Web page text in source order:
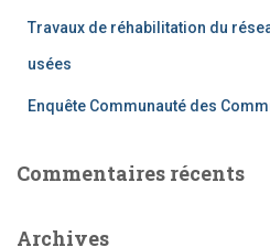
Travaux de réhabilitation du
usées
Enquête Communauté des
Commentaires récents
Archives